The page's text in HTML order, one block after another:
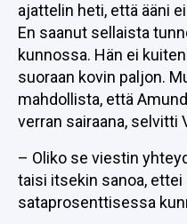
ajattelin heti, että ääni
En saanut sellaista
kunnossa. Hän ei
suoraan kovin paljon.
mahdollista, että
verran sairaana, selvitti
– Oliko se viestin
taisi itsekin sanoa,
sataprosenttisessa